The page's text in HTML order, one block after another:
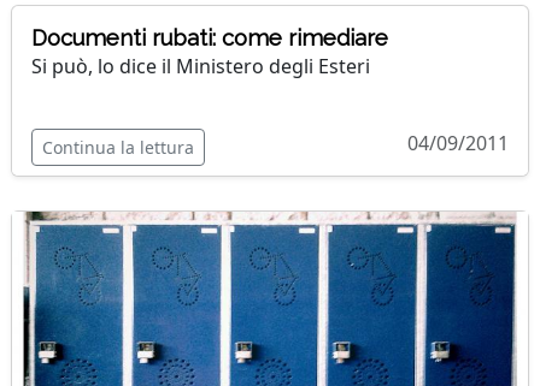
Documenti rubati: come rimediare
Si può, lo dice il Ministero degli Esteri
Continua la lettura 04/09/2011